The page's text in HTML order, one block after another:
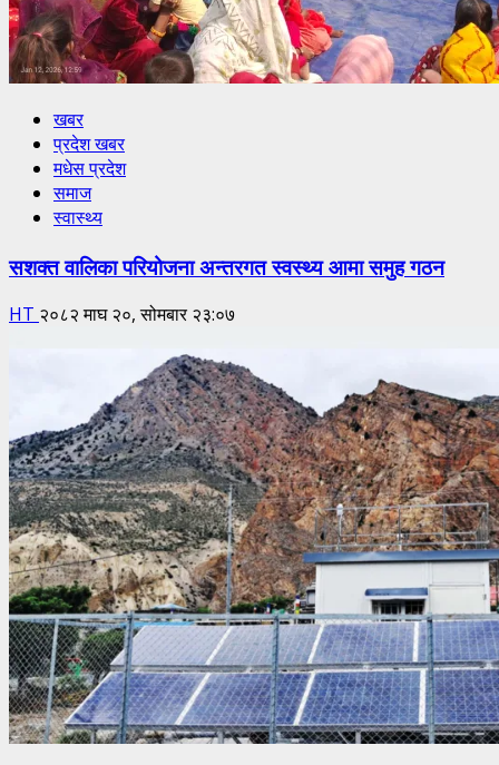
खबर
प्रदेश खबर
मधेस प्रदेश
समाज
स्वास्थ्य
सशक्त वालिका परियोजना अन्तरगत स्वस्थ्य आमा समुह गठन
HT २०८२ माघ २०, सोमबार २३:०७